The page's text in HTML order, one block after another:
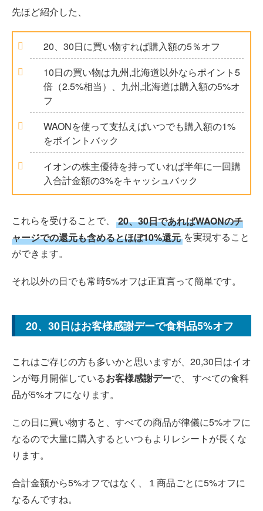
先ほど紹介した、
20、30日に買い物すれば購入額の5％オフ
10日の買い物は九州,北海道以外ならポイント5
倍（2.5%相当）、九州,北海道は購入額の5%オ
フ
WAONを使って支払えばいつでも購入額の1%
をポイントバック
イオンの株主優待を持っていれば半年に一回購
入合計金額の3%をキャッシュバック
これらを受けることで、
20、30日であればWAONのチ
ャージでの還元も含めるとほぼ10%還元 を実現すること
ができます。
それ以外の日でも常時5%オフは正直言って簡単です。
20、30日はお客様感謝デーで食料品5%オフ
これはご存じの方も多いかと思いますが、20,30日はイオ
ンが毎月開催しているお客様感謝デーで、 すべての食料
品が5%オフになります。
この日に買い物すると、すべての商品が律儀に5%オフに
なるので大量に購入するといつもよりレシートが長くな
ります。
合計金額から5%オフではなく、１商品ごとに5%オフに
なるんですね。